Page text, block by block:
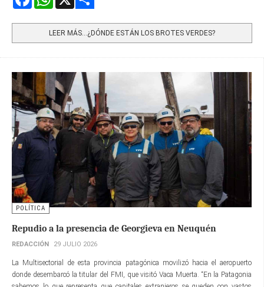
LEER MÁS…¿DÓNDE ESTÁN LOS BROTES VERDES?
POLÍTICA
Repudio a la presencia de Georgieva en Neuquén
REDACCIÓN 29 JULIO 2026
La Multisectorial de esta provincia patagónica movilizó hacia el aeropuerto
donde desembarcó la titular del FMI, que visitó Vaca Muerta. “En la Patagonia